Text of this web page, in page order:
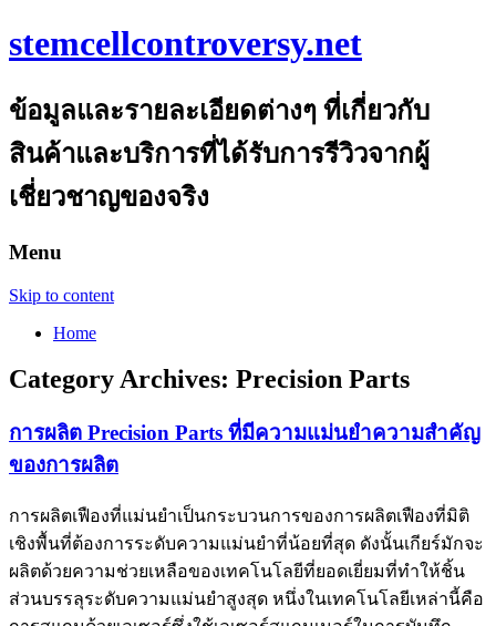
stemcellcontroversy.net
ข้อมูลและรายละเอียดต่างๆ ที่เกี่ยวกับ
สินค้าและบริการที่ได้รับการรีวิวจากผู้
เชี่ยวชาญของจริง
Menu
Skip to content
Home
Category Archives: Precision Parts
การผลิต Precision Parts ที่มีความแม่นยำความสำคัญ
ของการผลิต
การผลิตเฟืองที่แม่นยำเป็นกระบวนการของการผลิตเฟืองที่มิติ
เชิงพื้นที่ต้องการระดับความแม่นยำที่น้อยที่สุด ดังนั้นเกียร์มักจะ
ผลิตด้วยความช่วยเหลือของเทคโนโลยีที่ยอดเยี่ยมที่ทำให้ชิ้น
ส่วนบรรลุระดับความแม่นยำสูงสุด หนึ่งในเทคโนโลยีเหล่านี้คือ